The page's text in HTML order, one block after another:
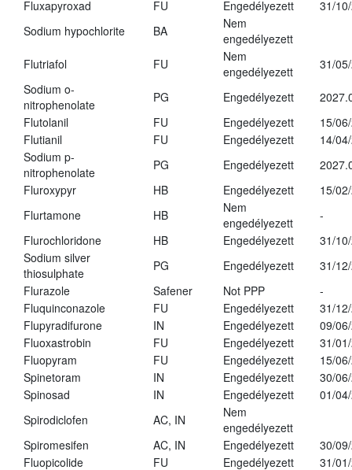
Fluxapyroxad
FU Engedélyezett
31/
Sodium hypochlorite
BA
Nem
engedélyezett
Flutriafol
FU
Nem
engedélyezett
31/
Sodium o-
nitrophenolate
PG Engedélyezett
Flutolanil
FU Engedélyezett
15/
Flutianil
FU Engedélyezett
14/
Sodium p-
nitrophenolate
PG Engedélyezett
Fluroxypyr
HB Engedélyezett
15/
Flurtamone
HB
Nem
engedélyezett
-
Flurochloridone
HB Engedélyezett
31/
Sodium silver
thiosulphate
PG Engedélyezett
31/
Flurazole
Safener Not PPP
-
Fluquinconazole
FU Engedélyezett
31/
Flupyradifurone
IN Engedélyezett
09/
Fluoxastrobin
FU Engedélyezett
31/
Fluopyram
FU Engedélyezett
15/
Spinetoram
IN Engedélyezett
30/
Spinosad
IN Engedélyezett
01/
Spirodiclofen
AC, IN
Nem
engedélyezett
Spiromesifen
AC, IN Engedélyezett
30/
Fluopicolide
FU Engedélyezett
31/